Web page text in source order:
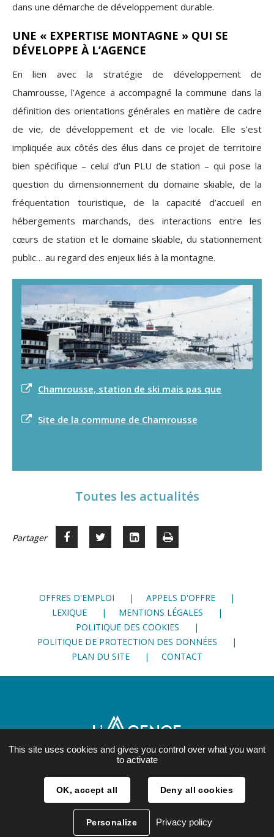
dans une démarche de développement durable.
UNE « EXPERTISE MONTAGNE » QUI SE
DÉVELOPPE À L’AGENCE
En lien avec la stratégie de développement de
Chamrousse,l’Agence a accompagné la commune dans la
définition des orientations générales en matière de cadre
de vie, de développement et de vie locale. Elle s’est
impliquée aux côtés des élus dans ce projet de territoire
bien spécifique – celui d’un PLU de station – qui pose la
question du dimensionnement du domaine skiable, de la
fréquentation touristique, de la capacité d’accueil en
hébergements marchands, des interactions entre les
cœurs de station et le domaine skiable, du stationnement
public… au regard des enjeux liés à la montagne.
Chamrousse, station de ski mais pas que
Site de la commune de Chamrousse
Toutes les actualités
Partager Partager
Partager
Voir
Imprimer
OFFRES D'EMPLOI
APPELS D'OFFRE
LEXIQUE
MENTIONS LÉGALES
POLITIQUE DES COOKIES
POLITIQUE DE PROTECTION DES DONNÉES
PLAN DU SITE
CONTACT
38 000 Grenoble
04 76 28 86 00
This site uses cookies and gives you control over what you want
to activate
OK, accept all Deny all cookies
Personalize Privacy policy